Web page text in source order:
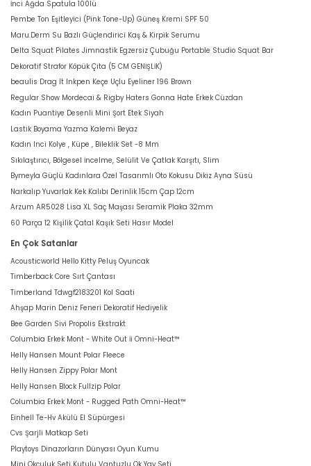
İnci Ağda Spatula 100lü
Pembe Ton Eşitleyici (Pink Tone-Up) Güneş Kremi SPF 50
Maru.Derm Su Bazlı Güçlendirici Kaş & Kirpik Serumu
Delta Squat Pilates Jimnastik Egzersiz Çubuğu Portable Studio Squat Bar
Dekoratif Strafor Köpük Çıta (5 CM GENİŞLİK)
beaulis Drag It Inkpen Keçe Uçlu Eyeliner 196 Brown
Regular Show Mordecai & Rigby Haters Gonna Hate Erkek Cüzdan
Kadın Puantiye Desenli Mini Şort Etek Siyah
Lastik Boyama Yazma Kalemi Beyaz
Kadın Inci Kolye , Küpe , Bileklik Set -8 Mm
Sıkılaştırıcı, Bölgesel İncelme, Selülit Ve Çatlak Karşıtı, Slim
Bymeyla Güçlü Kadınlara Özel Tasarımlı Oto Kokusu Dikiz Ayna Süsü
Narkalıp Yuvarlak Kek Kalıbı Derinlik 15cm Çap 12cm
Arzum AR5028 Lisa XL Saç Maşası Seramik Plaka 32mm
60 Parça 12 Kişilik Çatal Kaşık Seti Hasır Model
En Çok Satanlar
Acousticworld Hello Kitty Peluş Oyuncak
Timberback Core Sırt Çantası
Timberland Tdwgf2183201 Kol Saati
Ahşap Marin Deniz Feneri Dekoratif Hediyelik
Bee Garden Sivi Propolis Ekstrakt
Columbia Erkek Mont - White Out İi Omni-Heat™
Helly Hansen Mount Polar Fleece
Helly Hansen Zippy Polar Mont
Helly Hansen Block Fullzip Polar
Columbia Erkek Mont - Rugged Path Omni-Heat™
Einhell Te-Hv Akülü El Süpürgesi
Cvs Şarjli Matkap Seti
Playtoys Dinazorların Dünyası Oyun Kumu